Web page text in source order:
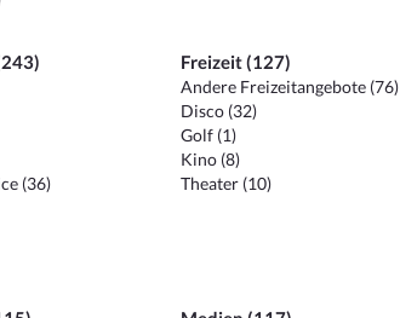
(36)
Freizeit (127)
Andere Freizeitangebote (76)
Disco (32)
Golf (1)
Kino (8)
Theater (10)